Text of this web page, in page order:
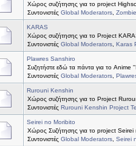
Χώρος συζήτησης για το project
Συντονιστές Global Moderators
KARAS
Χώρος συζήτησης για το Project
Συντονιστές Global Moderators Karas
Plawres Sanshiro
Συζητήστε εδώ τα πάντα για το
Συντονιστές Global Moderators
Rurouni Kenshin
Χώρος συζήτησης για το Project
Συντονιστές Rurouni Kenshin Project
Seirei no Moribito
Χώρος Συζήτησης για το project Seirei
Συντονιστές Global Moderators Seirei